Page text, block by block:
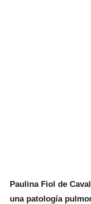
Paulina Fiol de
una patología